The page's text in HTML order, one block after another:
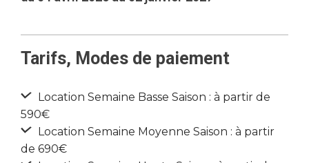
Tarifs, Modes de paiement
Location Semaine Basse Saison : à partir de
590€
Location Semaine Moyenne Saison : à partir
de 690€